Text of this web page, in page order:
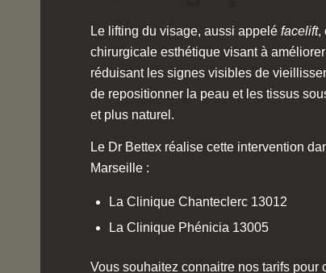
Le lifting du visage, aussi appeléfacelift,
chirurgicale esthétique visant à
réduisant les signes visibles de
de repositionner la peau et les tissus
et plus naturel.
Le Dr Bettex réalise cette intervention
Marseille :
La Clinique Chanteclerc 13012
La Clinique Phénicia 13005
Vous souhaitez connaitre nos tarifs pour